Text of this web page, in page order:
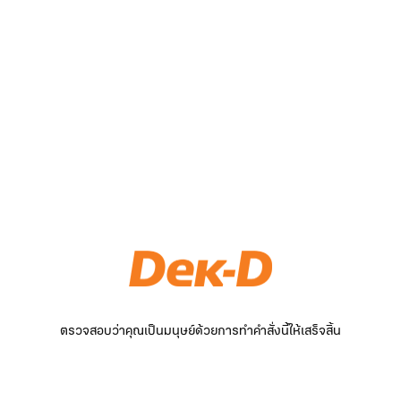
ตรวจสอบว่าคุณเป็นมนุษย์ด้วยการทำคำสั่งนี้ให้เสร็จสิ้น